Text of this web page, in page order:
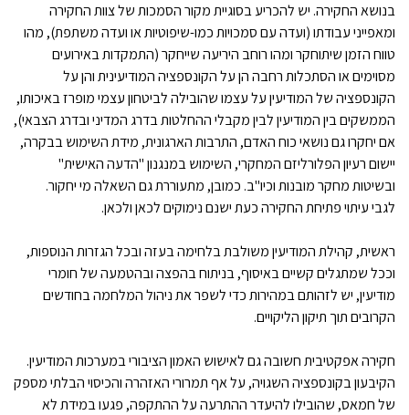
בנושא החקירה. יש להכריע בסוגיית מקור הסמכות של צוות החקירה
ומאפייני עבודתו (ועדה עם סמכויות כמו-שיפוטיות או ועדה משתפת), מהו
טווח הזמן שיתוחקר ומהו רוחב היריעה שייחקר (התמקדות באירועים
מסוימים או הסתכלות רחבה הן על הקונספציה המודיעינית והן על
הקונספציה של המודיעין על עצמו שהובילה לביטחון עצמי מופרז באיכותו,
הממשקים בין המודיעין לבין מקבלי ההחלטות בדרג המדיני ובדרג הצבאי),
אם יחקרו גם נושאי כוח האדם, התרבות הארגונית, מידת השימוש בבקרה,
יישום רעיון הפלורליזם המחקרי, השימוש במנגנון "הדעה האישית"
ובשיטות מחקר מובנות וכיו"ב. כמובן, מתעוררת גם השאלה מי יחקור.
לגבי עיתוי פתיחת החקירה כעת ישנם נימוקים לכאן ולכאן.
ראשית, קהילת המודיעין משולבת בלחימה בעזה ובכל הגזרות הנוספות,
וככל שמתגלים קשיים באיסוף, בניתוח בהפצה ובהטמעה של חומרי
מודיעין, יש לזהותם במהירות כדי לשפר את ניהול המלחמה בחודשים
הקרובים תוך תיקון הליקויים.
חקירה אפקטיבית חשובה גם לאישוש האמון הציבורי במערכות המודיעין.
הקיבעון בקונספציה השגויה, על אף תמרורי האזהרה והכיסוי הבלתי מספק
של חמאס, שהובילו להיעדר ההתרעה על ההתקפה, פגעו במידת לא